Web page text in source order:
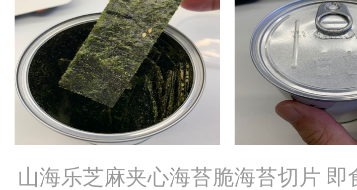
山海乐芝麻夹心海苔脆海苔切片